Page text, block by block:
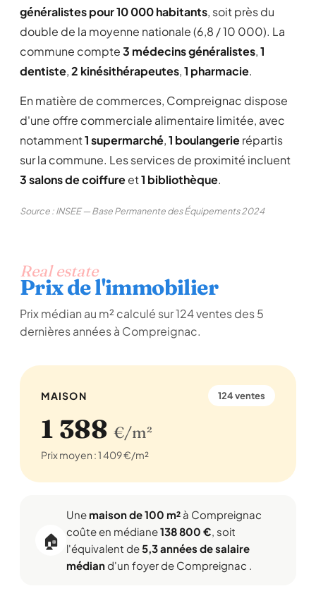
généralistes pour 10 000 habitants, soit près du
double de la moyenne nationale (6,8 / 10 000). La
commune compte3 médecins généralistes,1
dentiste,2 kinésithérapeutes,1 pharmacie.
En matière de commerces, Compreignac dispose
d'une offre commerciale alimentaire limitée, avec
notamment1 supermarché,1 boulangerierépartis
sur la commune. Les services de proximité incluent
3 salons de coiffureet1 bibliothèque.
Source : INSEE — Base Permanente des Équipements 2024
Real estate
Prix de l'immobilier
Prix médian au m² calculé sur 124 ventes des 5
dernières années à Compreignac.
MAISON 124 ventes
1 388 €/m²
Prix moyen : 1 409 €/m²
🏠
Une maison de 100 m² à Compreignac
coûte en médiane138 800 €, soit
l'équivalent de5,3 années de salaire
médiand'un foyer de Compreignac .